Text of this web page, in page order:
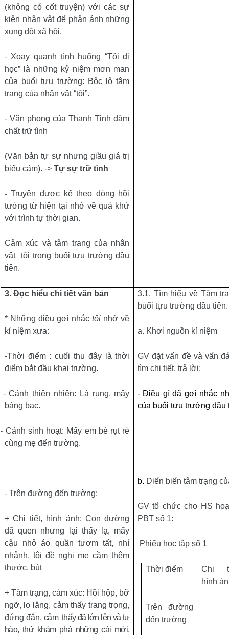
(không có cốt truyện) với các sự
kiện nhân vật để phản ánh những
xung đột xã hội.
- Xoay quanh tình huống “Tôi đi
học” là những kỷ niệm mơn man
của buổi tựu trường: Bộc lộ tâm
trạng của nhân vật “tôi”.
- Văn phong của Thanh Tịnh đậm
chất trữ tình
(Văn bản tự sự nhưng giầu giá trị
biểu cảm). -> Tự sự trữ tình
-Truyện được kể theo dòng hồi
tưởng từ hiện tại nhớ về quá khứ
với trình tự thời gian.
Cảm xúc và tâm trạng của nhân
vật
tôi trong buổi tựu trường đầu
tiên.
3. Đọc hiểu chi tiết văn bản
* Những điều gợi nhắctôi nhớ về
kỉ niệm xưa:
-Thời điểm : cuối thu đây là thời
điểm bắt đầu khai trường.
- Cảnh thiên nhiên: Lá rụng, mây
bàng bạc.
- Cảnh sinh hoạt: Mấy em bé rụt rè
cùng mẹ đến trường.
- Trên đường đến trường:
+ Chi tiết, hình ảnh: Con đường
đã quen nhưng lại thấy lạ, mấy
cậu nhỏ áo quần tươm tất, nhí
nhảnh, tôi đề nghị mẹ cầm thêm
thước, bút
+ Tâm trạng, cảm xúc: Hồi hộp, bỡ
ngỡ, lo lắng, cảm thấy trang trọng,
đứng đắn,cảm thấy đã lớn lên và tự
hào, thử khám phá những cái mới.
3.1. Tìm hiểu về Tâm
buổi tựu trường đầu tiên.
a. Khơi nguồn kỉ niệm
GV đặt vấn đề và vấn
tìm chi tiết, trả lời:
- Điều gì đã gợi nhắc
của buổi tựu trường đầu
b. Diến biến tâm trạng
GV tổ chức cho HS
PBT số 1:
Phiếu học tập số 1
Thời điểm
Chi
hình
Trên đường
đến trường